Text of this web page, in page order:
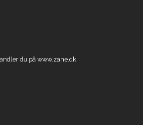
du på www.zane.dk